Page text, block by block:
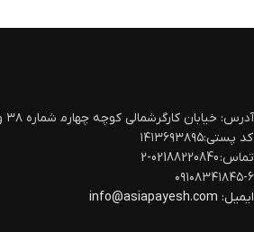
آدرس: خیابان کارگرشمالی کوچه چهارم‍ شماره ۳۸ واحد ۵ شمالی
کد پستی:۱۴۱۳۶۹۳۸۹۵
تماس: 02188220840-2
۰۹۱۰۸۳۴۱۸۴۵-۶
ایمیل: